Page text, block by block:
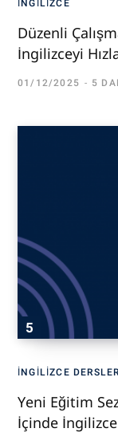
İNGILIZCE
Düzenli
İngilizceyi
01/12/2025 5
İNGILIZCE
Yeni Eğitim
İçinde